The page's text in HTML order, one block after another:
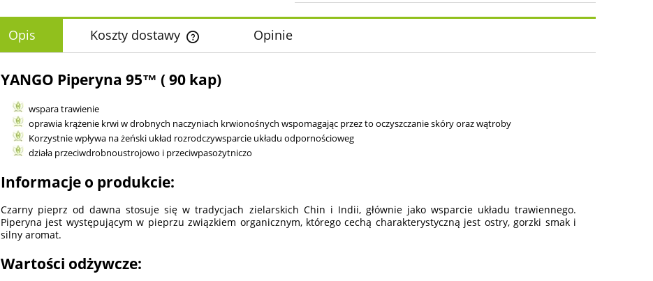
Opis Koszty dostawy
Cena nie zawiera ewentualnych kosztów
płatności
Opinie
YANGO Piperyna 95™ ( 90 kap)
wspara trawienie
oprawia krążenie krwi w drobnych naczyniach krwionośnych wspomagając przez to oczyszczanie skóry oraz wątroby
Korzystnie wpływa na żeński układ rozrodczywsparcie układu odpornościoweg
działa przeciwdrobnoustrojowo i przeciwpasożytniczo
Informacje o produkcie:
Czarny pieprz od dawna stosuje się w tradycjach zielarskich Chin i Indii, głównie jako wsparcie układu trawiennego.
Piperyna jest występującym w pieprzu związkiem organicznym, którego cechą charakterystyczną jest ostry, gorzki smak i
silny aromat.
Wartości odżywcze: